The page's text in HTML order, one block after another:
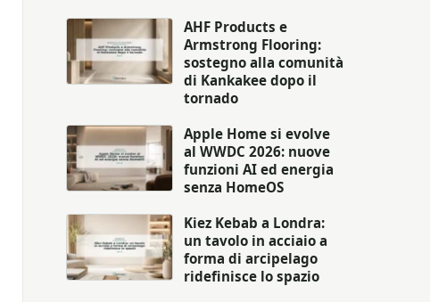
AHF Products e
Armstrong Flooring:
sostegno alla comunità
di Kankakee dopo il
tornado
Apple Home si evolve
al WWDC 2026: nuove
funzioni AI ed energia
senza HomeOS
Kiez Kebab a Londra:
un tavolo in acciaio a
forma di arcipelago
ridefinisce lo spazio